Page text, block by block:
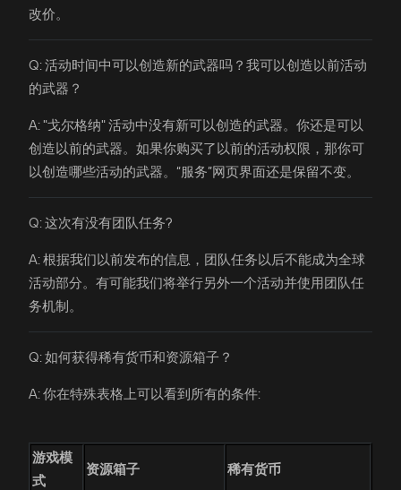
改价。
Q: 活动时间中可以创造新的武器吗？我可以创造以前活动
的武器？
A: "戈尔格纳" 活动中没有新可以创造的武器。你还是可以
创造以前的武器。如果你购买了以前的活动权限，那你可
以创造哪些活动的武器。“服务”网页界面还是保留不变。
Q: 这次有没有团队任务?
A: 根据我们以前发布的信息，团队任务以后不能成为全球
活动部分。有可能我们将举行另外一个活动并使用团队任
务机制。
Q: 如何获得稀有货币和资源箱子？
A: 你在特殊表格上可以看到所有的条件:
游戏模
式
资源箱子 稀有货币